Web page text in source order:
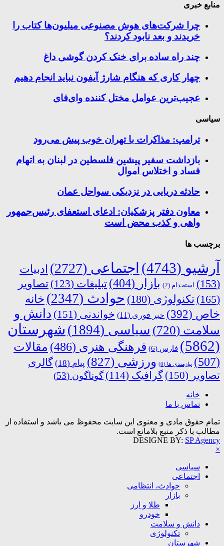
منابع خبری
چرا شرکت‌های هوش مصنوعی میلیون‌ها کتاب را
خریدند و بعد نابود کردند؟
چند راه‌ ساده برای خنک کردن گوشی داغ
چهار کاری که هنگام شارژ آیفون نباید انجام دهیم
عجیب‌ترین عوامل مختل کننده وای‌فای
سیاسی
ترامپ: مذاکرات با تهران خوب پیش می‌رود
بازداشت سفیر پیشین فلسطین در لبنان به اتهام
فساد و اختلاس اموال
حادثه دریایی در نزدیکی سواحل عمان
معاون دفتر پزشکیان: ادعای استعفای رئیس‌جمهور
واهی و کذب محض است
برچسب ها
آرشیو (4743) اجتماعی (2727)
ادبیات
(153)
استخدام (2) بازار (404) تبلیغات (123)
تصاویر
(165)
تکنولوژی (180) حوادث (2347)
خانه
خاص (392) خبر فوری (11) خواندنی (151)
دانش و
سلامت (720) سیاسی (1894)
شهرستان
(5862)
فارس (6) فرهنگی هنری (486)
مقالات
(507)
نیازمندی ها (0) ورزشی (827) پیام (18)
گالری
تصاویر (150) گرافیک (114) گوناگون (53)
خانه
تماس با ما
تمام حقوق مادی و معنوی این سایت محفوظ می باشد و استفاده از
مطالب با ذکر منبع بلامانع است.
DESIGNE BY: SP Agency
×
سیاسی
اجتماعی
حوادث، انتظامی
بازار
طلا و ارز
خودرو
دانش و سلامت
تکنولوژی
شهرستان